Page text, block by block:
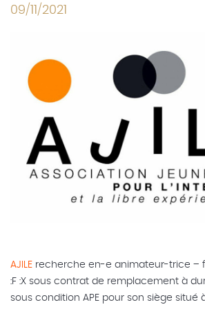
09/11/2021
AJILE recherche en-e animateur-trice –
:F :X sous contrat de remplacement à
sous condition APE pour son siège situé